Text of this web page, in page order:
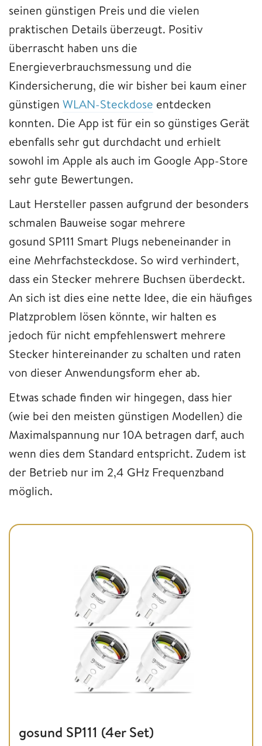
seinen günstigen Preis und die vielen
praktischen Details überzeugt. Positiv
überrascht haben uns die
Energieverbrauchsmessung und die
Kindersicherung, die wir bisher bei kaum einer
günstigen WLAN-Steckdose entdecken
konnten. Die App ist für ein so günstiges Gerät
ebenfalls sehr gut durchdacht und erhielt
sowohl im Apple als auch im Google App-Store
sehr gute Bewertungen.
Laut Hersteller passen aufgrund der besonders
schmalen Bauweise sogar mehrere
gosund SP111 Smart Plugs nebeneinander in
eine Mehrfachsteckdose. So wird verhindert,
dass ein Stecker mehrere Buchsen überdeckt.
An sich ist dies eine nette Idee, die ein häufiges
Platzproblem lösen könnte, wir halten es
jedoch für nicht empfehlenswert mehrere
Stecker hintereinander zu schalten und raten
von dieser Anwendungsform eher ab.
Etwas schade finden wir hingegen, dass hier
(wie bei den meisten günstigen Modellen) die
Maximalspannung nur 10A betragen darf, auch
wenn dies dem Standard entspricht. Zudem ist
der Betrieb nur im 2,4 GHz Frequenzband
möglich.
gosund SP111 (4er Set)